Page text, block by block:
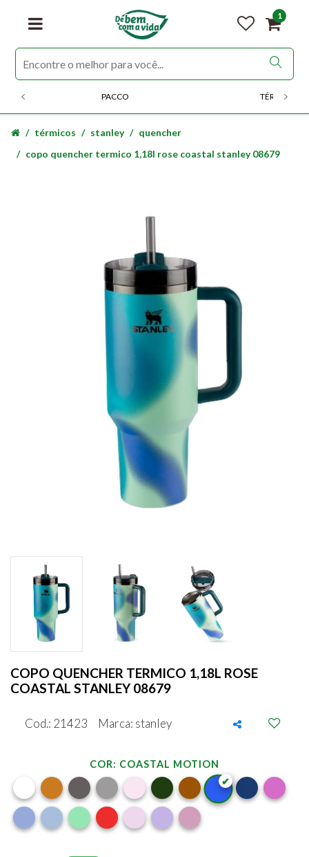
1
PACCO TÉRMICOS
térmicos stanley
quencher
copo quencher termico 1,18l rose coastal stanley 08679
COPO QUENCHER TERMICO 1,18L ROSE
COASTAL STANLEY 08679
Cod.: 21423 Marca: stanley
COR: COASTAL MOTION